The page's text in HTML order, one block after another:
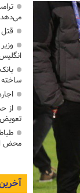
می‌دهد
اجاره
از
محض